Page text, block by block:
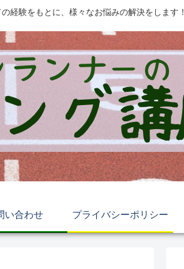
経験をもとに、様々なお悩みの解決をします！
い合わせ プライバシーポリシー